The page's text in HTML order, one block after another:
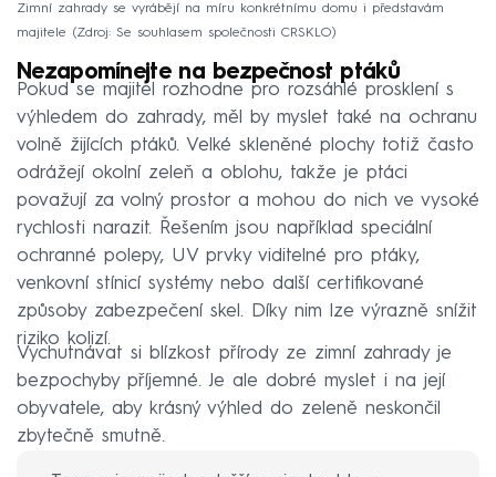
Zimní zahrady se vyrábějí na míru konkrétnímu domu i představám
majitele
Zdroj: Se souhlasem společnosti CRSKLO
Nezapomínejte na bezpečnost ptáků
Pokud se majitel rozhodne pro rozsáhlé prosklení s
výhledem do zahrady, měl by myslet také na ochranu
volně žijících ptáků. Velké skleněné plochy totiž často
odrážejí okolní zeleň a oblohu, takže je ptáci
považují za volný prostor a mohou do nich ve vysoké
rychlosti narazit. Řešením jsou například speciální
ochranné polepy, UV prvky viditelné pro ptáky,
venkovní stínicí systémy nebo další certifikované
způsoby zabezpečení skel. Díky nim lze výrazně snížit
riziko kolizí.
Vychutnávat si blízkost přírody ze zimní zahrady je
bezpochyby příjemné. Je ale dobré myslet i na její
obyvatele, aby krásný výhled do zeleně neskončil
zbytečně smutně.